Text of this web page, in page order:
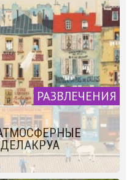
РАЗВЛЕЧЕНИЯ